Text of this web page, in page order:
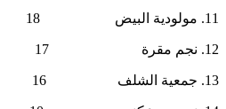
11. مولودية البيض 18 14
12. نجم مقرة 17 15
13. جمعية الشلف 16 15